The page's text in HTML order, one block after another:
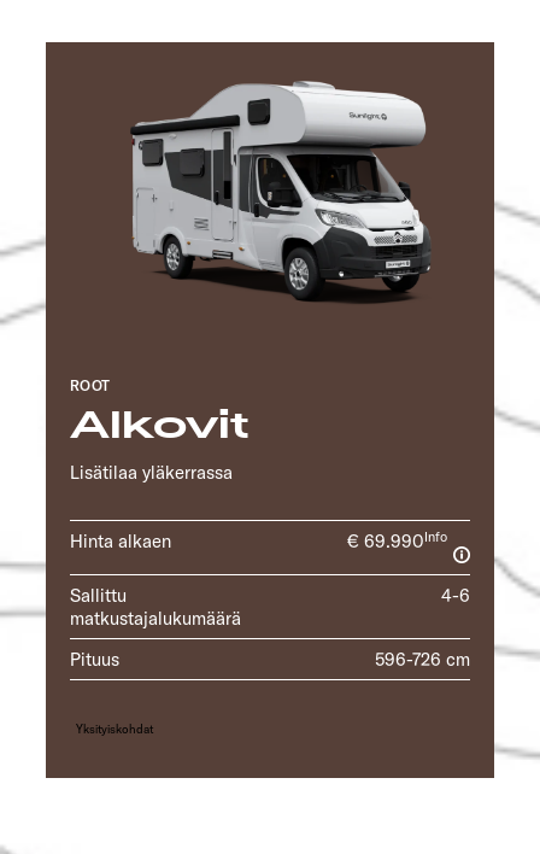
Alkovit
ROOT
Lisätilaa yläkerrassa
Hinta alkaen € 69.990Info
Sallittu
matkustajalukumäärä
4-6
Pituus 596-726 cm
Yksityiskohdat